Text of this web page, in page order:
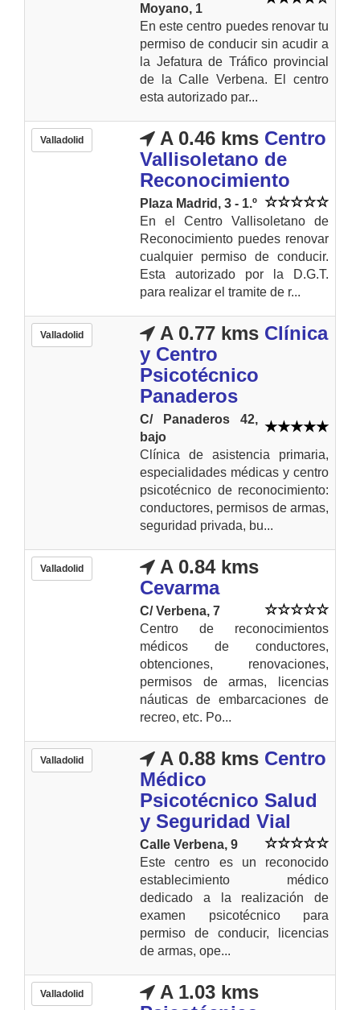
Moyano, 1
En este centro puedes renovar tu
permiso de conducir sin acudir a
la Jefatura de Tráfico provincial
de la Calle Verbena. El centro
esta autorizado par...
Valladolid A 0.46 kms Centro
Vallisoletano de
Reconocimiento
Plaza Madrid, 3 - 1.º
En el Centro Vallisoletano de
Reconocimiento puedes renovar
cualquier permiso de conducir.
Esta autorizado por la D.G.T.
para realizar el tramite de r...
Valladolid A 0.77 kms Clínica
y Centro
Psicotécnico
Panaderos
C/ Panaderos 42,
bajo
Clínica de asistencia primaria,
especialidades médicas y centro
psicotécnico de reconocimiento:
conductores, permisos de armas,
seguridad privada, bu...
Valladolid
A 0.84 kms
Cevarma
C/ Verbena, 7
Centro de reconocimientos
médicos de conductores,
obtenciones, renovaciones,
permisos de armas, licencias
náuticas de embarcaciones de
recreo, etc. Po...
Valladolid A 0.88 kms Centro
Médico
Psicotécnico Salud
y Seguridad Vial
Calle Verbena, 9
Este centro es un reconocido
establecimiento médico
dedicado a la realización de
examen psicotécnico para
permiso de conducir, licencias
de armas, ope...
Valladolid
A 1.03 kms